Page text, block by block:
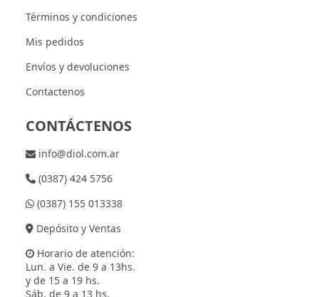
Términos y condiciones
Mis pedidos
Envíos y devoluciones
Contactenos
CONTÁCTENOS
info@diol.com.ar
(0387) 424 5756
(0387) 155 013338
Depósito y Ventas
Horario de atención:
Lun. a Vie. de 9 a 13hs.
y de 15 a 19 hs.
Sáb. de 9 a 13 hs.